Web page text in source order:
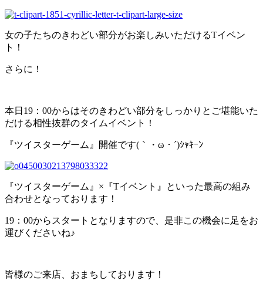
女の子たちのきわどい部分がお楽しみいただけるTイベン
ト！
さらに！
本日19：00からはそのきわどい部分をしっかりとご堪能いた
だける相性抜群のタイムイベント！
『ツイスターゲーム』開催です(｀・ω・´)ｼｬｷｰﾝ
『ツイスターゲーム』×『Tイベント』といった最高の組み
合わせとなっております！
19：00からスタートとなりますので、是非この機会に足をお
運びくださいね♪
皆様のご来店、おまちしております！